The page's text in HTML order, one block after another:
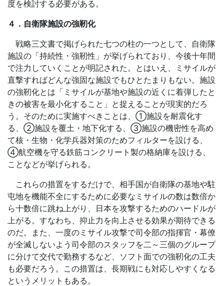
度を検討する必要がある。
４．自衛隊施設の強靭化
戦略三文書で掲げられた七つの柱の一つとして、自衛隊
施設の「持続性・強靭性」が挙げられており、今後十年間
で注力していくことが明記された。とはいえ、ミサイルが
直撃すればどんな強固な施設でもひとたまりもない。施設
の強靭化とは「ミサイルが基地や施設の近くに着弾したと
きの被害を最小化すること」と捉えることが現実的だろ
う。そのために実施すべきことは、①施設を耐震化す
る、②施設を覆土・地下化する、③施設の機密性を高め
て核・生物・化学兵器対策のためフィルターを設ける、
④航空機を守る鉄筋コンクリート製の格納庫を設ける、
ことなどが挙げられる。
これらの措置をするだけで、相手国が自衛隊の基地や駐
屯地を機能不全にするために必要なミサイルの数は数倍か
ら十数倍に跳ね上がり、日本を攻撃するためのハードルが
上がる。すなわち、抑止力を向上させる効果が期待できる
のだ。また、一度のミサイル攻撃で司令部の指揮官・幕僚
が全滅しないよう司令部のスタッフを二～三個のグループ
に分けて交代で勤務するなど、ソフト面での強靭化の工夫
も必要だろう。この措置は、長期戦にも対応しやすくなる
というメリットもある。